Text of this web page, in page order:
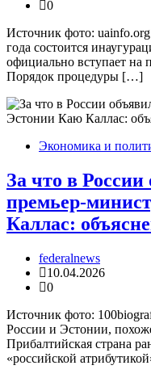
0
Источник фото:
года состоится
официально вступает на
Порядок процедуры […]
Экономика и
За что в
премьер-
Каллас:
federalnews
10.04.2026
0
Источник фото:
России и Эстонии,
Прибалтийская страна
«российской